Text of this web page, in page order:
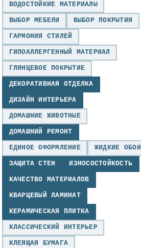
ВОДОСТОЙКИЕ МАТЕРИАЛЫ
ВЫБОР МЕБЕЛИ ВЫБОР ПОКРЫТИЯ
ГАРМОНИЯ СТИЛЕЙ
ГИПОАЛЛЕРГЕННЫЙ МАТЕРИАЛ
ГЛЯНЦЕВОЕ ПОКРЫТИЕ
ДЕКОРАТИВНАЯ ОТДЕЛКА
ДИЗАЙН ИНТЕРЬЕРА
ДОМАШНИЕ ЖИВОТНЫЕ
ДОМАШНИЙ РЕМОНТ
ЕДИНОЕ ОФОРМЛЕНИЕ ЖИДКИЕ ОБОИ
ЗАЩИТА СТЕН ИЗНОСОСТОЙКОСТЬ
КАЧЕСТВО МАТЕРИАЛОВ
КВАРЦЕВЫЙ ЛАМИНАТ
КЕРАМИЧЕСКАЯ ПЛИТКА
КЛАССИЧЕСКИЙ ИНТЕРЬЕР
КЛЕЯЩАЯ БУМАГА